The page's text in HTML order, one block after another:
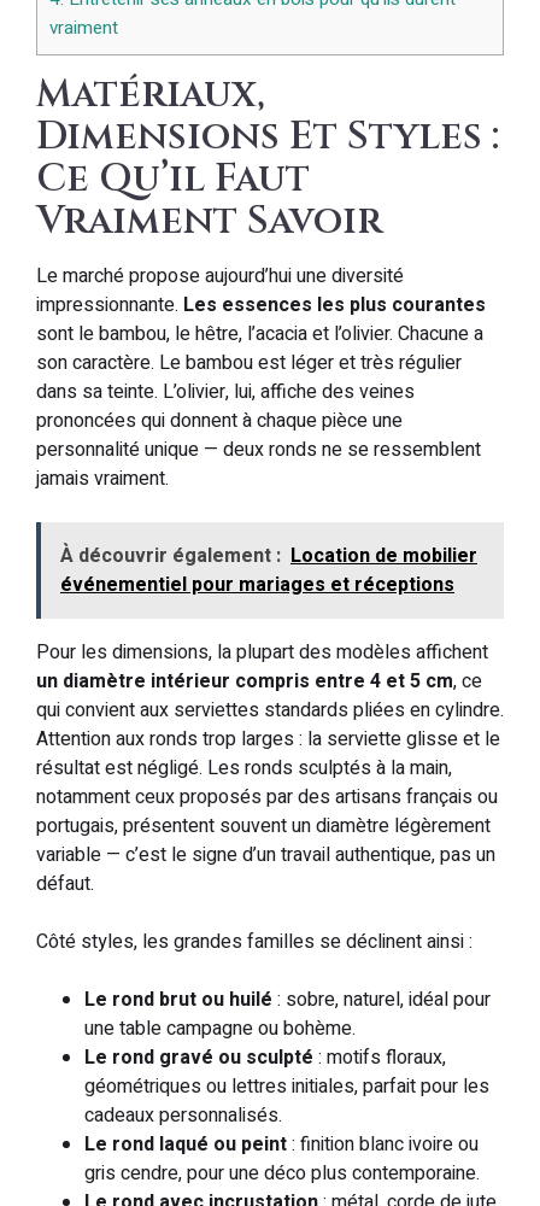
vraiment
Matériaux,
Dimensions Et Styles :
Ce Qu’il Faut
Vraiment Savoir
Le marché propose aujourd’hui une diversité
impressionnante. Les essences les plus courantes
sont le bambou, le hêtre, l’acacia et l’olivier. Chacune a
son caractère. Le bambou est léger et très régulier
dans sa teinte. L’olivier, lui, affiche des veines
prononcées qui donnent à chaque pièce une
personnalité unique — deux ronds ne se ressemblent
jamais vraiment.
À découvrir également : Location de mobilier
événementiel pour mariages et réceptions
Pour les dimensions, la plupart des modèles affichent
un diamètre intérieur compris entre 4 et 5 cm, ce
qui convient aux serviettes standards pliées en cylindre.
Attention aux ronds trop larges : la serviette glisse et le
résultat est négligé. Les ronds sculptés à la main,
notamment ceux proposés par des artisans français ou
portugais, présentent souvent un diamètre légèrement
variable — c’est le signe d’un travail authentique, pas un
défaut.
Côté styles, les grandes familles se déclinent ainsi :
Le rond brut ou huilé : sobre, naturel, idéal pour
une table campagne ou bohème.
Le rond gravé ou sculpté : motifs floraux,
géométriques ou lettres initiales, parfait pour les
cadeaux personnalisés.
Le rond laqué ou peint: finition blanc ivoire ou
gris cendre, pour une déco plus contemporaine.